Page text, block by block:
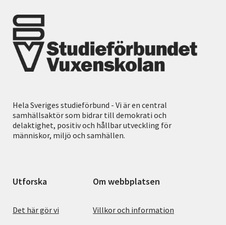
Hela Sveriges studieförbund - Vi är en central
samhällsaktör som bidrar till demokrati och
delaktighet, positiv och hållbar utveckling för
människor, miljö och samhällen.
Utforska
Det här gör vi
Om webbplatsen
Villkor och information